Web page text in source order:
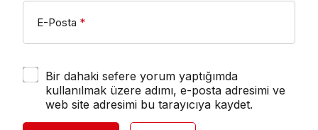
E-Posta *
Bir dahaki sefere yorum yaptığımda
kullanılmak üzere adımı, e-posta adresimi ve
web site adresimi bu tarayıcıya kaydet.